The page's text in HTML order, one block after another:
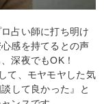
占い師に打ち明け
感を持てるとの声
深夜でもOK！
て、モヤモヤした気
して良かった』と